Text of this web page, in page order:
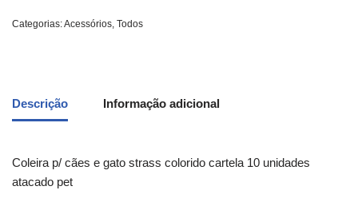
Categorias:Acessórios, Todos
Descrição Informação adicional
Coleira p/ cães e gato strass colorido cartela 10 unidades
atacado pet